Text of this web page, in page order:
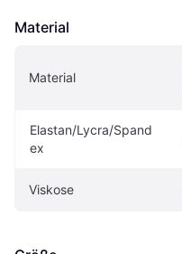
Material
Material
Elastan/Lycra/Spand
ex
Viskose